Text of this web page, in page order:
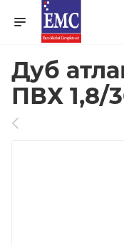
Дуб
ПВХ 1,8/